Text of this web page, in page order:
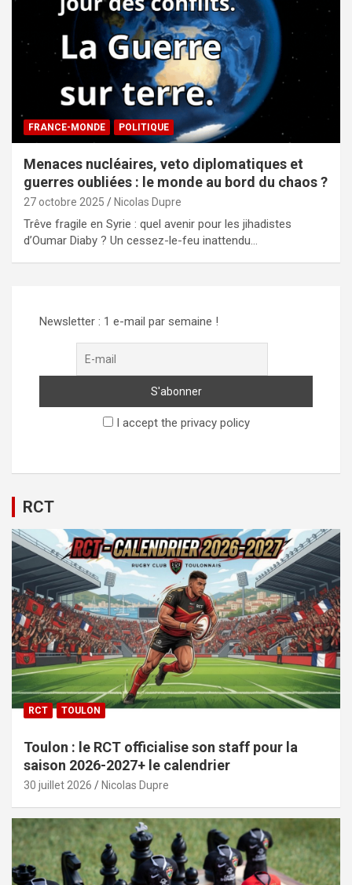
FRANCE-MONDE POLITIQUE
Menaces nucléaires, veto diplomatiques et
guerres oubliées : le monde au bord du chaos ?
27 octobre 2025 Nicolas Dupre
Trêve fragile en Syrie : quel avenir pour les jihadistes
d’Oumar Diaby ? Un cessez-le-feu inattendu…
Newsletter : 1 e-mail par semaine !
I accept the privacy policy
RCT
RCT TOULON
Toulon : le RCT officialise son staff pour la
saison 2026-2027+ le calendrier
30 juillet 2026 Nicolas Dupre